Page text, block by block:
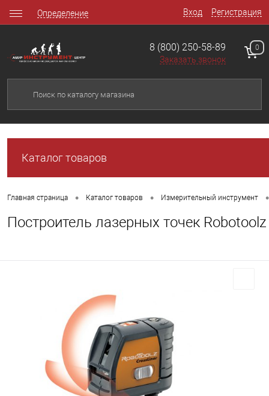
Вход Регистрация
Определение
8 (800) 250-58-89
Заказать звонок
0
Каталог товаров
Главная страница • Каталог товаров • Измерительный инструмент •
Построитель лазерных точек